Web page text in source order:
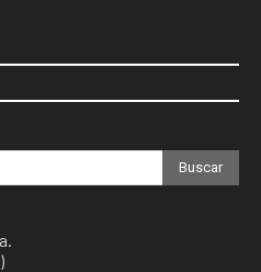
Buscar